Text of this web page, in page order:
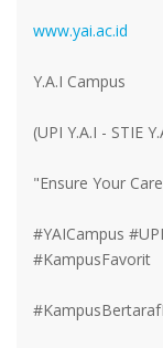
www.yai.ac.id
Y.A.I Campus
(UPI Y.A.I - STIE
"Ensure Your
#YAICampus
#KampusFavorit